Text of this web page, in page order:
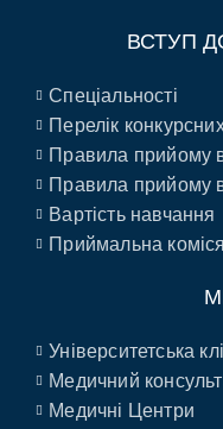
ВСТУП
Спеціальності
Перелік
Правила прийому
Правила прийому
Вартість навчання
Приймальна коміся
Університетська
Медичний
Медичні Центри